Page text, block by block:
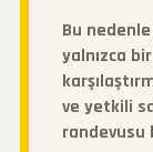
Bu
yalnızca
ve yetkili
randevusu